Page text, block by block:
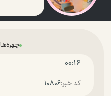
چهره‌ها
۰۰:۱۶
کد خبر:۱۰۸۰۶